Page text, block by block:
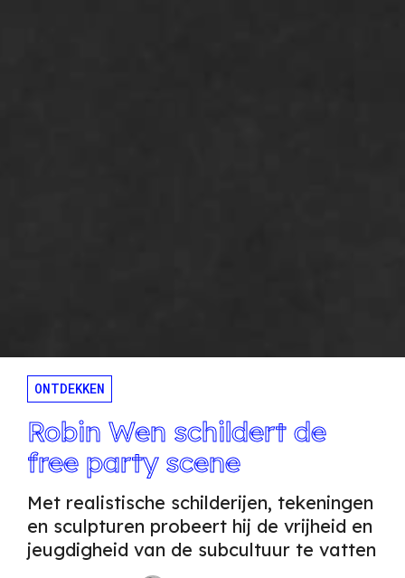
ONTDEKKEN
Robin Wen schildert de
free party scene
Met realistische schilderijen, tekeningen
en sculpturen probeert hij de vrijheid en
jeugdigheid van de subcultuur te vatten